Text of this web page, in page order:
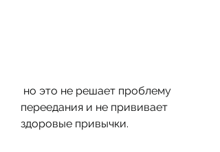
переедания и не прививает
здоровые привычки.